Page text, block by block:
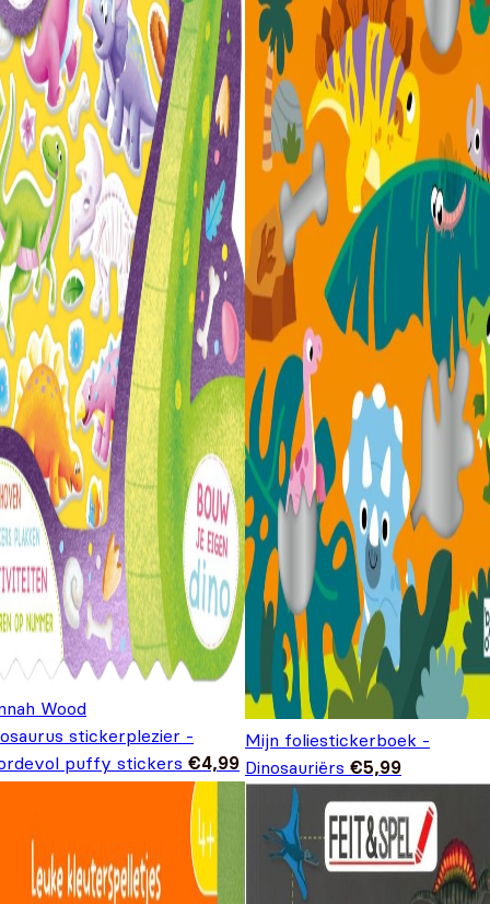
Wood
stickerplezier -
puffy stickers €4,99
Mijn foliestickerboek -
Dinosauriërs €5,99